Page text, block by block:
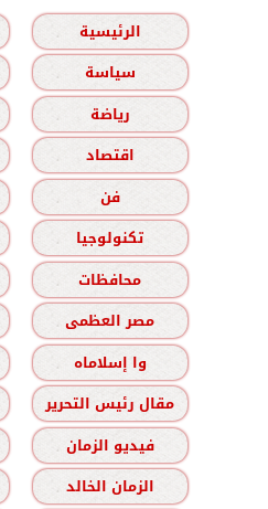
الرئيسية
سياسة
رياضة
اقتصاد
فن
تكنولوجيا
محافظات
مصر العظمى
وا إسلاماه
مقال رئيس التحرير
فيديو الزمان
الزمان الخالد